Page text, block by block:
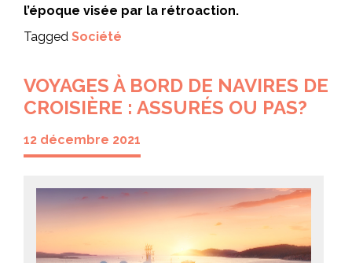
l’époque visée par la rétroaction.
Tagged Société
VOYAGES À BORD DE NAVIRES DE
CROISIÈRE : ASSURÉS OU PAS?
12 décembre 2021